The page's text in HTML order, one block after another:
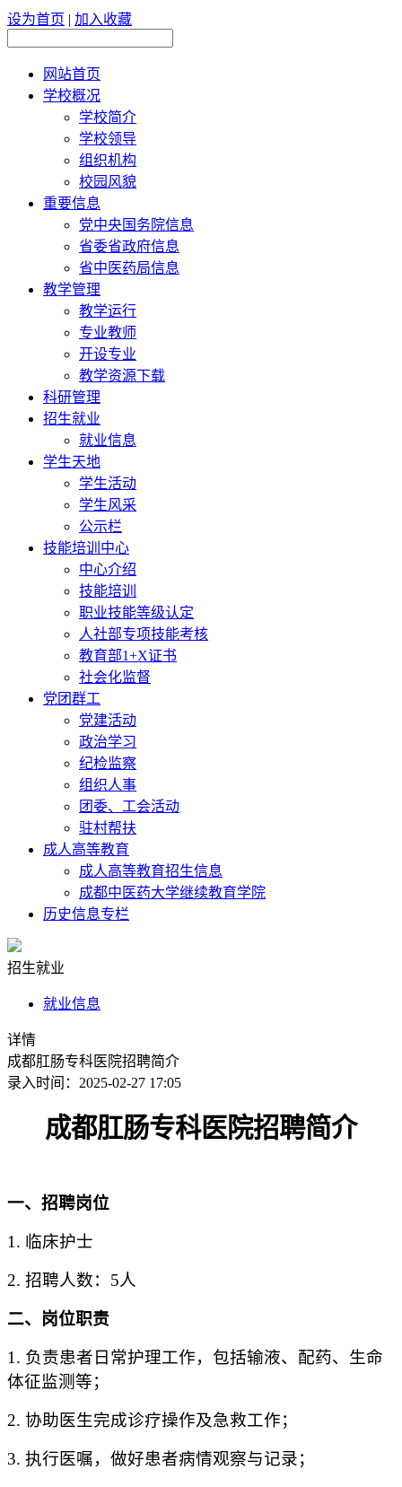
设为首页 | 加入收藏
网站首页
学校概况
学校简介
学校领导
组织机构
校园风貌
重要信息
党中央国务院信息
省委省政府信息
省中医药局信息
教学管理
教学运行
专业教师
开设专业
教学资源下载
科研管理
招生就业
就业信息
学生天地
学生活动
学生风采
公示栏
技能培训中心
中心介绍
技能培训
职业技能等级认定
人社部专项技能考核
教育部1+X证书
社会化监督
党团群工
党建活动
政治学习
纪检监察
组织人事
团委、工会活动
驻村帮扶
成人高等教育
成人高等教育招生信息
成都中医药大学继续教育学院
历史信息专栏
招生就业
就业信息
详情
成都肛肠专科医院招聘简介
录入时间：2025-02-27 17:05
成都肛肠专科医院招聘简介
一、 招聘岗位
1. 临床护士
2. 招聘人数： 5人
二、岗位职责
1. 负责患者日常护理工作，包括输液、配药、生命
体征监测等；
2. 协助医生完成诊疗操作及急救工作；
3. 执行医嘱，做好患者病情观察与记录；